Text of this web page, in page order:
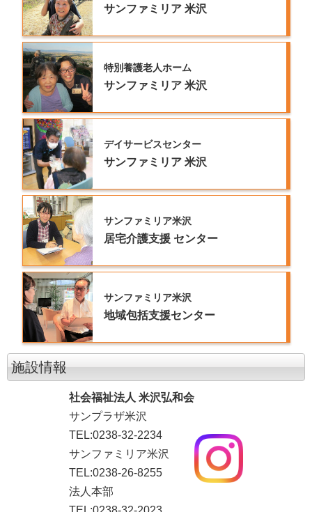
サンファミリア米沢
特別養護老人ホーム
サンファミリア米沢
デイサービスセンター
サンファミリア米沢
サンファミリア米沢
居宅介護支援センター
サンファミリア米沢
地域包括支援センター
施設情報
社会福祉法人 米沢弘和会
サンプラザ米沢
TEL:0238-32-2234
サンファミリア米沢
TEL:0238-26-8255
法人本部